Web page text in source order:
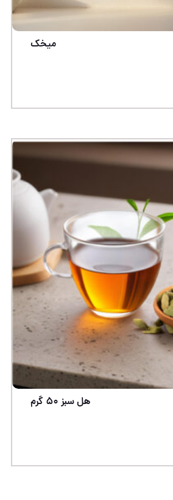
میخک‌
هل سبز ۵۰ گرم